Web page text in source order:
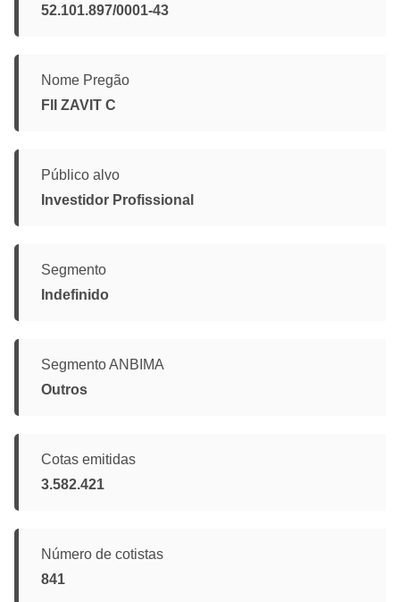
52.101.897/0001-43
Nome Pregão
FII ZAVIT C
Público alvo
Investidor Profissional
Segmento
Indefinido
Segmento ANBIMA
Outros
Cotas emitidas
3.582.421
Número de cotistas
841